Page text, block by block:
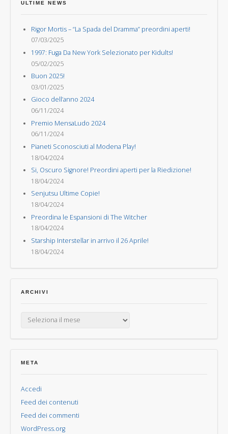
ULTIME NEWS
Rigor Mortis – “La Spada del Dramma” preordini aperti!
07/03/2025
1997: Fuga Da New York Selezionato per Kidults!
05/02/2025
Buon 2025!
03/01/2025
Gioco dell’anno 2024
06/11/2024
Premio MensaLudo 2024
06/11/2024
Pianeti Sconosciuti al Modena Play!
18/04/2024
Si, Oscuro Signore! Preordini aperti per la Riedizione!
18/04/2024
Senjutsu Ultime Copie!
18/04/2024
Preordina le Espansioni di The Witcher
18/04/2024
Starship Interstellar in arrivo il 26 Aprile!
18/04/2024
ARCHIVI
META
Accedi
Feed dei contenuti
Feed dei commenti
WordPress.org